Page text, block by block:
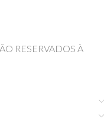
RESERVADOS À